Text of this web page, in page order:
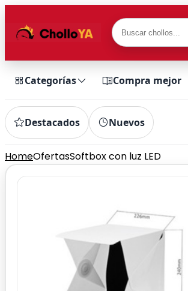
Categorías Compra mejor
Destacados Nuevos
HomeOfertasSoftbox con luz LED